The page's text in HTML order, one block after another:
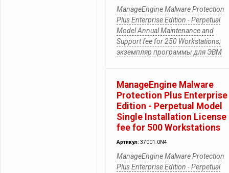
ManageEngine Malware Protection
Plus Enterprise Edition - Perpetual
Model Annual Maintenance and
Support fee for 250 Workstations,
экземпляр программы для ЭВМ
ManageEngine Malware
Protection Plus Enterprise
Edition - Perpetual Model
Single Installation License
fee for 500 Workstations
Артикул: 37001.0N4
ManageEngine Malware Protection
Plus Enterprise Edition - Perpetual